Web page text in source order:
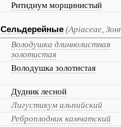
Ритидиум морщинистый
Сельдерейные (Apiaceae,
Володушка длиннолистная
золотистая
Володушка золотистая
Дудник лесной
Лигустикум альпийский
Реброплодник камчатский